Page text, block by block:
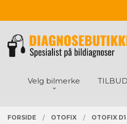
Velg bilmerke TILBUD
FORSIDE OTOFIX OTOFIX